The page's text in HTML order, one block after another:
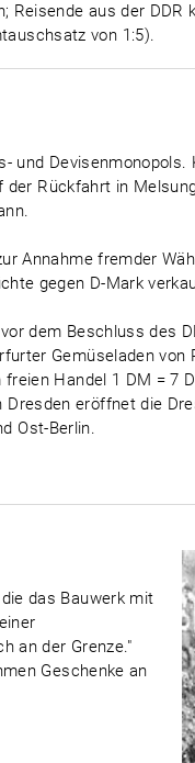
aus der DDR
von 1:5).
und
Rückfahrt in
Annahme fremder
gegen D-Mark
dem Beschluss des
Gemüseladen
Handel 1 DM = 7
eröffnet die
Ost-Berlin.
das Bauwerk mit
an der Grenze."
Geschenke an